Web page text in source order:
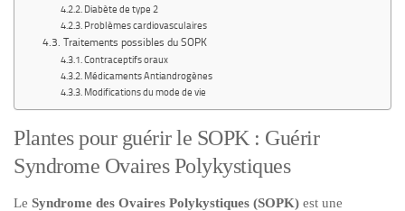
Diabète de type 2
Problèmes cardiovasculaires
Traitements possibles du SOPK
Contraceptifs oraux
Médicaments Antiandrogènes
Modifications du mode de vie
Plantes pour guérir le SOPK : Guérir
Syndrome Ovaires Polykystiques
Le Syndrome des Ovaires Polykystiques (SOPK) est une